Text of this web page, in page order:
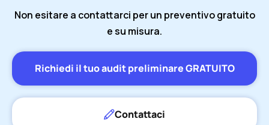
Non esitare a contattarci per un preventivo gratuito
e su misura.
Richiedi il tuo audit preliminare GRATUITO
Contattaci